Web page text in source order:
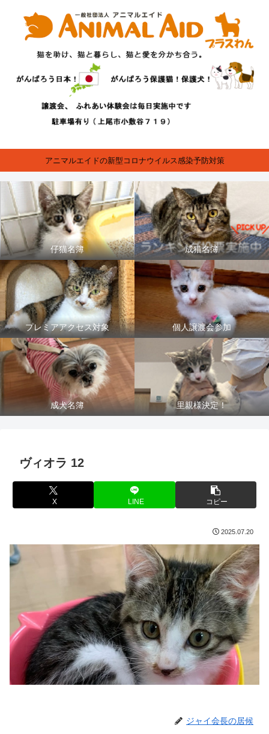
アニマルエイドの新型コロナウイルス感染予防対策
仔猫名簿 成猫名簿
プレミアアクセス対象 個人譲渡会参加
成犬名簿 里親様決定！
ヴィオラ 12
X LINE コピー
2025.07.20
ジャイ会長の居候